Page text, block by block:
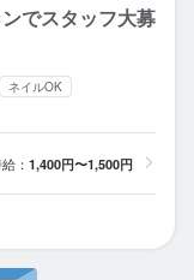
でスタッフ大募
ネイルOK
： 1,400円〜1,500円